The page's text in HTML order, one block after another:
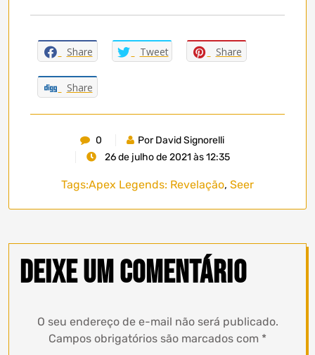
Share Tweet Share
Share
0
Por David Signorelli
26 de julho de 2021 às 12:35
Tags:Apex Legends: Revelação, Seer
Deixe um comentário
O seu endereço de e-mail não será publicado.
Campos obrigatórios são marcados com *